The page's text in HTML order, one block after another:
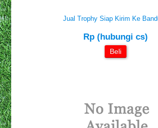
Jual Trophy Siap Kirim Ke
Rp (hubungi cs)
Beli